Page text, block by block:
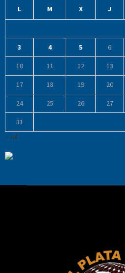
L M X J
3 4 5 6
10 11 12 13
17 18 19 20
24 25 26 27
31
« Jul